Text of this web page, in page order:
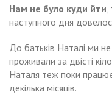
Нам не було куди йти
наступного дня
До батьків Наталі ми
проживали за двісті
Наталя теж поки
декілька місяців.